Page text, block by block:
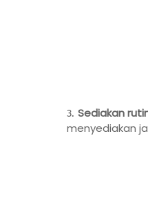
Sediakan
menyediakan